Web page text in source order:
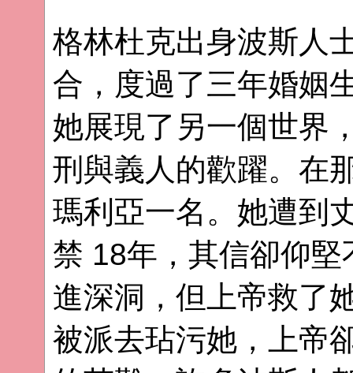
格林杜克出身波斯人
合，度過了三年婚姻
她展現了另一個世界
刑與義人的歡躍。在
瑪利亞一名。她遭到
禁 18年，其信卻仰
進深洞，但上帝救了
被派去玷污她，上帝